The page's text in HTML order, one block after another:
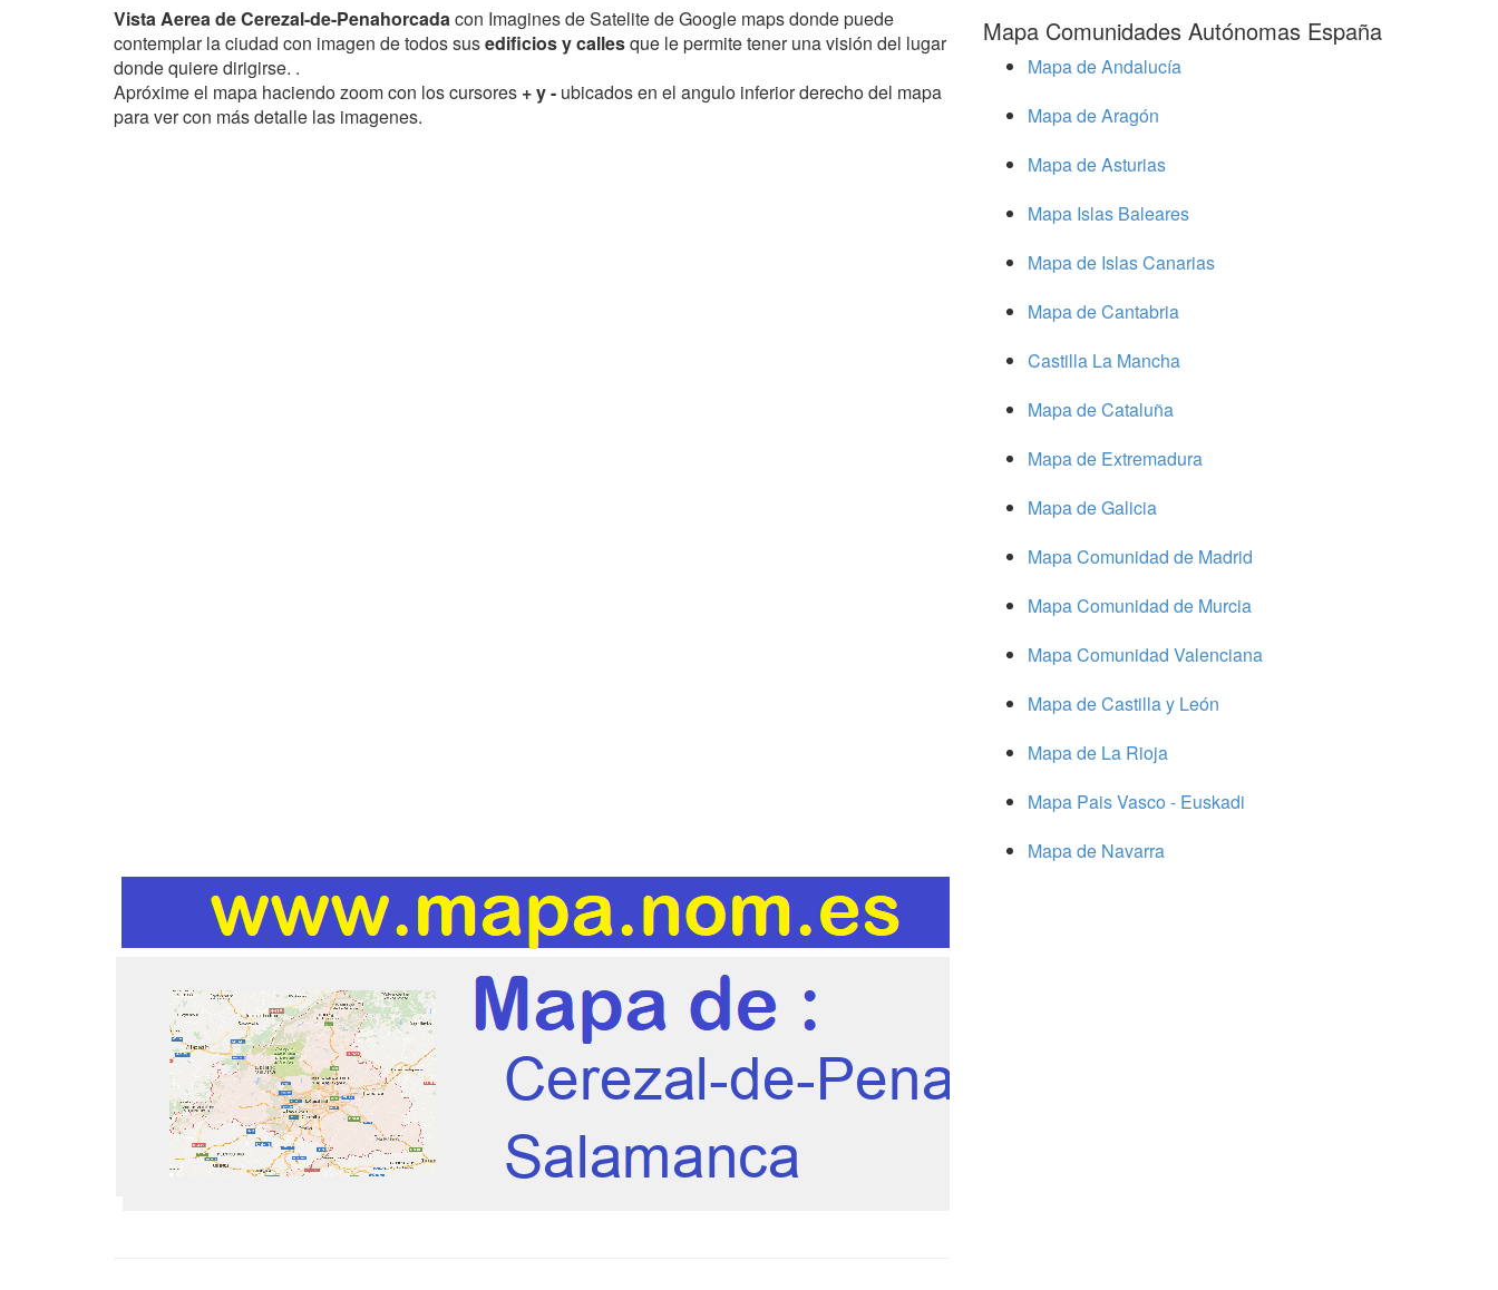
Vista Aerea de Cerezal-de-Penahorcadacon Imagines de Satelite de Google maps donde puede
contemplar la ciudad con imagen de todos susedificios y callesque le permite tener una visión del lugar
donde quiere dirigirse. .
Apróxime el mapa haciendo zoom con los cursores + y - ubicados en el angulo inferior derecho del mapa
para ver con más detalle las imagenes.
Mapa Comunidades Autónomas España
Mapa de Andalucía
Mapa de Aragón
Mapa de Asturias
Mapa Islas Baleares
Mapa de Islas Canarias
Mapa de Cantabria
Castilla La Mancha
Mapa de Cataluña
Mapa de Extremadura
Mapa de Galicia
Mapa Comunidad de Madrid
Mapa Comunidad de Murcia
Mapa Comunidad Valenciana
Mapa de Castilla y León
Mapa de La Rioja
Mapa Pais Vasco - Euskadi
Mapa de Navarra